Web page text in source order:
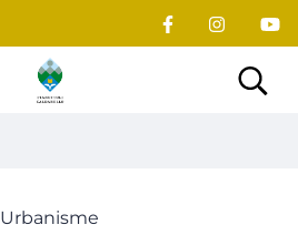
Site officiel du village
Urbanisme